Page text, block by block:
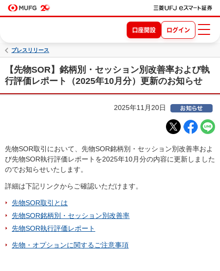
口座開設 ログイン
プレスリリース
【先物SOR】銘柄別・セッション別改善率および執
行評価レポート（2025年10月分）更新のお知らせ
2025年11月20日
先物SOR取引において、先物SOR銘柄別・セッション別改善率およ
び先物SOR執行評価レポートを2025年10月分の内容に更新しました
のでお知らせいたします。
詳細は下記リンクからご確認いただけます。
先物SOR取引とは
先物SOR銘柄別・セッション別改善率
先物SOR執行評価レポート
先物・オプションに関するご注意事項